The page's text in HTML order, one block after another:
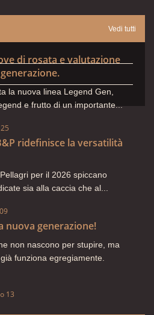
Vedi tutti
di rosata e valutazione
la nuova linea Legend Gen,
e frutto di un importante...
ridefinisce la versatilità
per il 2026 spiccano
sia alla caccia che al...
nuova generazione!
non nascono per stupire, ma
funziona egregiamente.
13